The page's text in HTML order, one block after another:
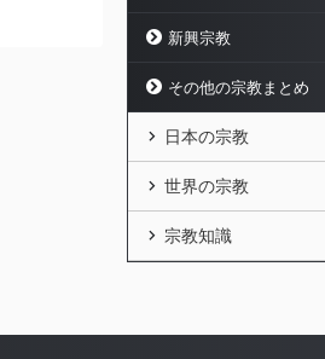
新興宗教
その他の宗教まとめ
日本の宗教
世界の宗教
宗教知識